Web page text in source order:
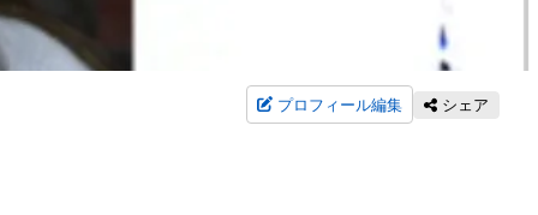
プロフィール編集 シェア